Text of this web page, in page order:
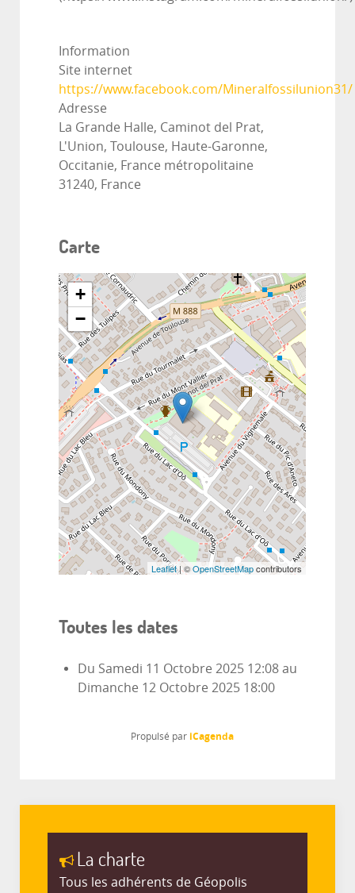
Information
Site internet
https://www.facebook.com/Mineralfossilunion31/
Adresse
La Grande Halle, Caminot del Prat,
L'Union, Toulouse, Haute-Garonne,
Occitanie, France métropolitaine
31240, France
Carte
+
−
Leaflet| ©OpenStreetMapcontributors
Toutes les dates
Du Samedi 11 Octobre 2025 12:08 au
Dimanche 12 Octobre 2025 18:00
Propulsé par iCagenda
La charte
Tous les adhérents de Géopolis